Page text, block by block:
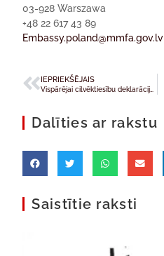
03-928 Warszawa
+48 22 617 43 89
Embassy.poland@mmfa.gov.lv
IEPRIEKŠĒJAIS
Dalīties ar rakstu
Saistītie raksti